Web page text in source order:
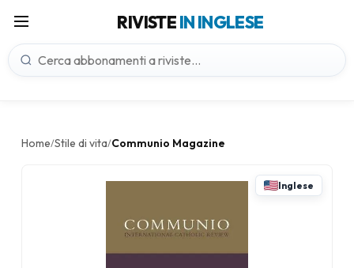
RIVISTEIN INGLESE
Home/Stile di vita/Communio Magazine
Inglese